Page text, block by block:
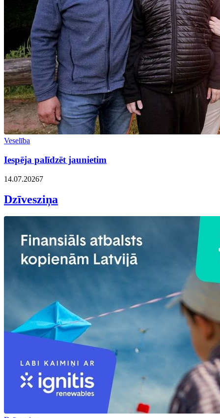
Veselība
Iespēja palīdzēt jaunietim
14.07.20267
Dzīvesziņa